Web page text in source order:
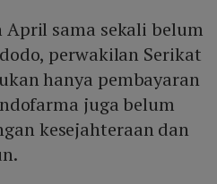
April sama sekali belum
perwakilan Serikat
hanya pembayaran
juga belum
kesejahteraan dan